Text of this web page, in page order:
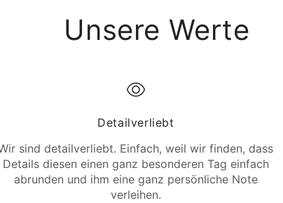
Unsere Werte
Detailverliebt
sind detailverliebt. Einfach, weil wir finden, dass
Details diesen einen ganz besonderen Tag einfach
abrunden und ihm eine ganz persönliche Note
verleihen.